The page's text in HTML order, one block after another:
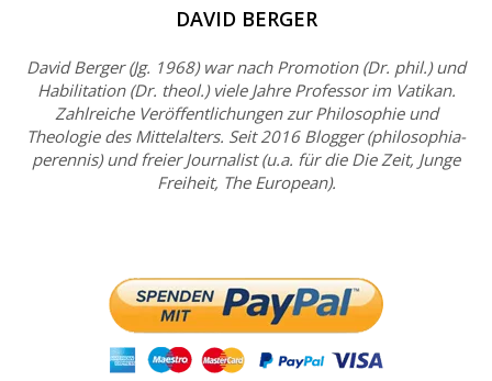
DAVID BERGER
David Berger (Jg. 1968) war nach Promotion (Dr. phil.) und
Habilitation (Dr. theol.) viele Jahre Professor im Vatikan.
Zahlreiche Veröffentlichungen zur Philosophie und
Theologie des Mittelalters. Seit 2016 Blogger (philosophia-
perennis) und freier Journalist (u.a. für die Die Zeit, Junge
Freiheit, The European).